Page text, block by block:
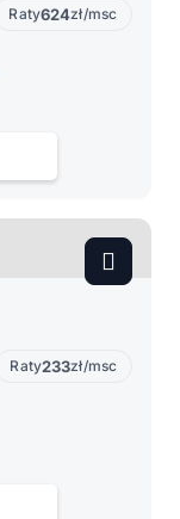
Raty624zł/msc
Raty233zł/msc